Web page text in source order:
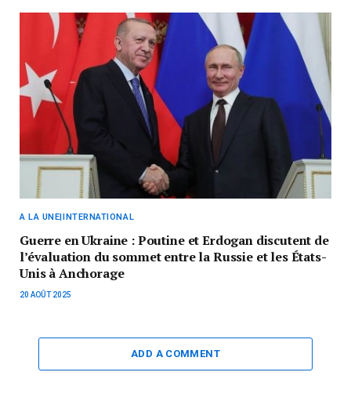
A LA UNE|INTERNATIONAL
Guerre en Ukraine : Poutine et Erdogan discutent de
l’évaluation du sommet entre la Russie et les États-
Unis à Anchorage
20 AOÛT 2025
ADD A COMMENT